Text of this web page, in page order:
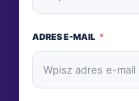
ADRES E-MAIL